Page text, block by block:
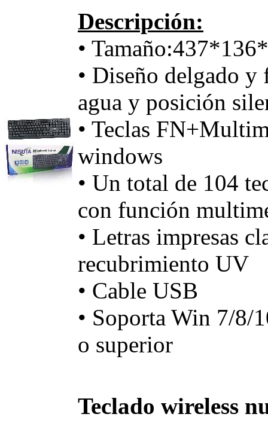
Descripción:
•
• Diseño delgado y
agua y posición
• Teclas
windows
• Un total de 104
con función
• Letras impresas
recubrimiento UV
• Cable USB
• Soporta Win 7/8/
o superior
Teclado wireless